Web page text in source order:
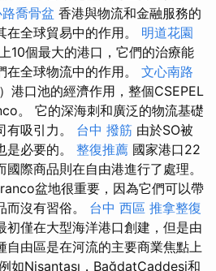
喬骨盆 香港與物流和金融服務的
全球貿易中的作用。 明道花園
10個最大的港口，它們的治療能
全球物流中的作用。 文心南路
港口池的經濟作用，整個CSEPEL
。 它的深海刺和廣泛的物流基礎
有吸引力。 台中 撥筋 由於SO被
是必要的。 整復推薦 國家港口22
際商品則在自由港進行了處理。
盆地很重要，因為它們可以帶
而沒有習俗。 台中 西區 推拿整復
初僅在大型海洋港口創建，但是由
自由區是在河流的主要商業焦點上
如Nişantaşı，BağdatCaddesi和